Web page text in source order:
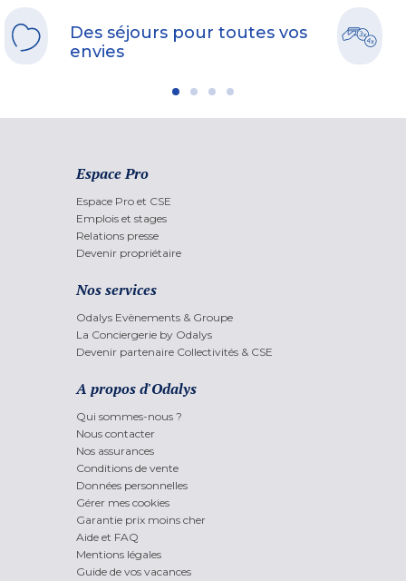
Des séjours pour toutes vos
envies
Espace Pro
Espace Pro et CSE
Emplois et stages
Relations presse
Devenir propriétaire
Nos services
Odalys Evènements & Groupe
La Conciergerie by Odalys
Devenir partenaire Collectivités & CSE
A propos d'Odalys
Qui sommes-nous ?
Nous contacter
Nos assurances
Conditions de vente
Données personnelles
Gérer mes cookies
Garantie prix moins cher
Aide et FAQ
Mentions légales
Guide de vos vacances